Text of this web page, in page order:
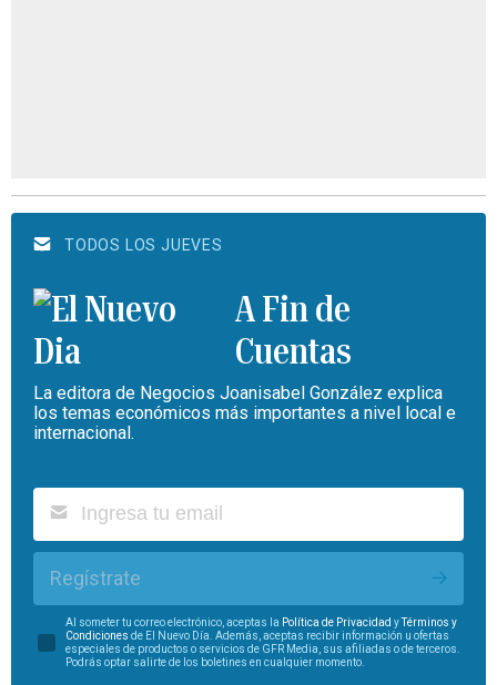
TODOS LOS JUEVES
A Fin de
Cuentas
La editora de Negocios Joanisabel González explica
los temas económicos más importantes a nivel local e
internacional.
Regístrate
Al someter tu correo electrónico, aceptas la Política de Privacidad yTérminos y
Condiciones de El Nuevo Día. Además, aceptas recibir información u ofertas
especiales de productos o servicios de GFR Media, sus afiliadas o de terceros.
Podrás optar salirte de los boletines en cualquier momento.